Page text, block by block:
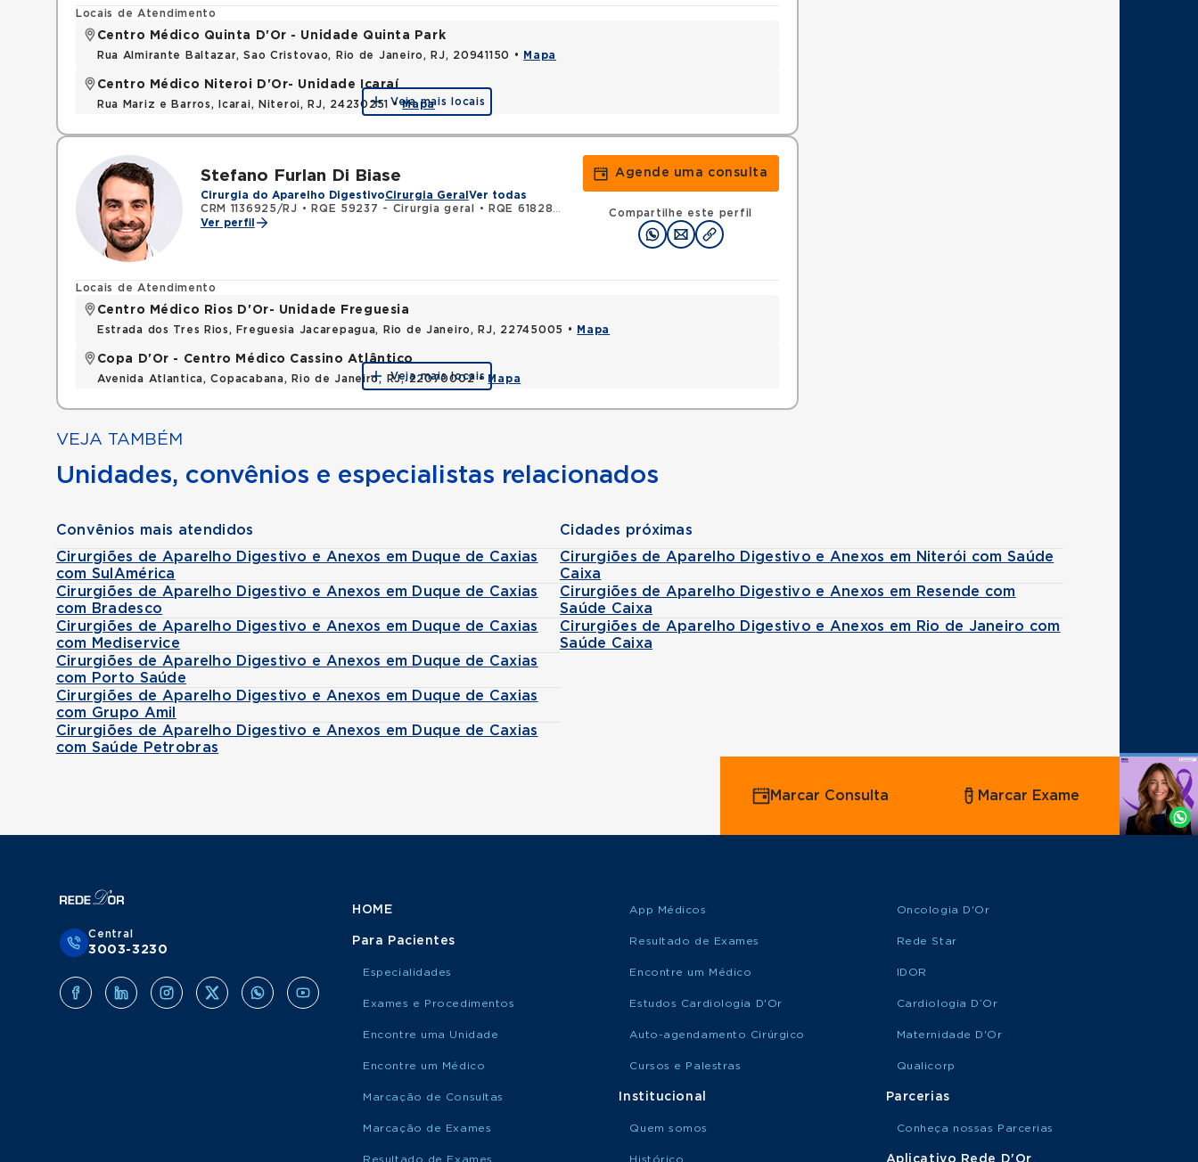
Locais de Atendimento
Centro Médico Quinta D'Or - Unidade Quinta Park
Rua Almirante Baltazar, Sao Cristovao, Rio de Janeiro, RJ, 20941150 • Mapa
Centro Médico Niteroi D'Or- Unidade Icaraí
Rua Mariz e Barros, Icarai, Niteroi, RJ, 24230251 •Mapa
Veja mais locais
Stefano Furlan Di Biase
Cirurgia do Aparelho DigestivoCirurgia Geral Ver todas
CRM 1136925/RJ • RQE 59237 - Cirurgia geral •
RQE 61828 - Cirurgia oncológica
Ver perfil
Agende uma consulta
Compartilhe este perfil
Locais de Atendimento
Centro Médico Rios D'Or- Unidade Freguesia
Estrada dos Tres Rios, Freguesia Jacarepagua, Rio de Janeiro, RJ, 22745005 • Mapa
Copa D'Or - Centro Médico Cassino Atlântico
Avenida Atlantica, Copacabana, Rio de Janeiro, RJ, 22070002 • Mapa
Veja mais locais
VEJA TAMBÉM
Unidades, convênios e especialistas relacionados
Convênios mais atendidos
Cirurgiões de Aparelho Digestivo e Anexos em Duque de Caxias
com SulAmérica
Cirurgiões de Aparelho Digestivo e Anexos em Duque de Caxias
com Bradesco
Cirurgiões de Aparelho Digestivo e Anexos em Duque de Caxias
com Mediservice
Cirurgiões de Aparelho Digestivo e Anexos em Duque de Caxias
com Porto Saúde
Cirurgiões de Aparelho Digestivo e Anexos em Duque de Caxias
com Grupo Amil
Cirurgiões de Aparelho Digestivo e Anexos em Duque de Caxias
com Saúde Petrobras
Cidades próximas
Cirurgiões de Aparelho Digestivo e Anexos em Niterói com Saúde
Caixa
Cirurgiões de Aparelho Digestivo e Anexos em Resende com
Saúde Caixa
Cirurgiões de Aparelho Digestivo e Anexos em Rio de Janeiro com
Saúde Caixa
Agende
Whatsapp
Marcar Consulta Marcar Exame
Central
3003-3230
HOME
Para Pacientes
Especialidades
Exames e Procedimentos
Encontre uma Unidade
Encontre um Médico
Marcação de Consultas
Marcação de Exames
Resultado de Exames
App Médicos
Resultado de Exames
Encontre um Médico
Estudos Cardiologia D'Or
Auto-agendamento Cirúrgico
Cursos e Palestras
Institucional
Quem somos
Histórico
Oncologia D'Or
Rede Star
IDOR
Cardiologia D’Or
Maternidade D'Or
Qualicorp
Parcerias
Conheça nossas Parcerias
Aplicativo Rede D'Or